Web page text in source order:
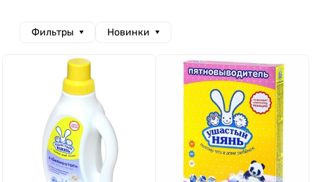
Фильтры Новинки